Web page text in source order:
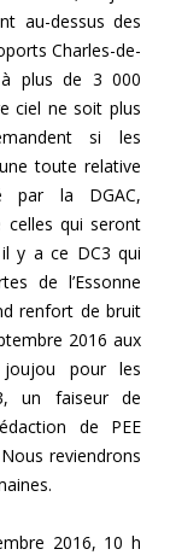
au-dessus des
Charles-de-
à plus de 3 000
ciel ne soit plus
si les
toute relative
par la DGAC,
qui seront
y a ce DC3 qui
de l’Essonne
renfort de bruit
2016 aux
pour les
un faiseur de
de PEE
reviendrons
2016, 10 h